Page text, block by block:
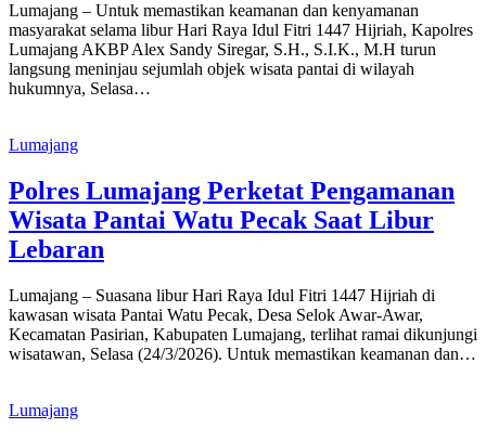
Lumajang – Untuk memastikan keamanan dan kenyamanan
masyarakat selama libur Hari Raya Idul Fitri 1447 Hijriah, Kapolres
Lumajang AKBP Alex Sandy Siregar, S.H., S.I.K., M.H turun
langsung meninjau sejumlah objek wisata pantai di wilayah
hukumnya, Selasa…
Lumajang
Polres Lumajang Perketat Pengamanan
Wisata Pantai Watu Pecak Saat Libur
Lebaran
Lumajang – Suasana libur Hari Raya Idul Fitri 1447 Hijriah di
kawasan wisata Pantai Watu Pecak, Desa Selok Awar-Awar,
Kecamatan Pasirian, Kabupaten Lumajang, terlihat ramai dikunjungi
wisatawan, Selasa (24/3/2026). Untuk memastikan keamanan dan…
Lumajang